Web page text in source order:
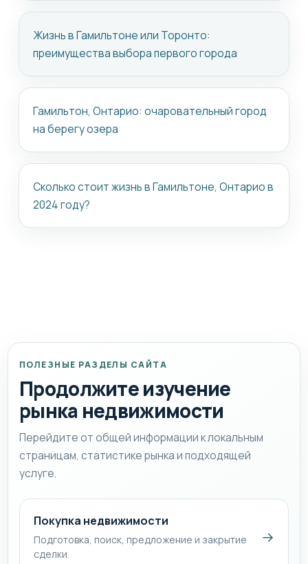
Жизнь в Гамильтоне или Торонто:
преимущества выбора первого города
Гамильтон, Онтарио: очаровательный город
на берегу озера
Сколько стоит жизнь в Гамильтоне, Онтарио в
2024 году?
ПОЛЕЗНЫЕ РАЗДЕЛЫ САЙТА
Продолжите изучение
рынка недвижимости
Перейдите от общей информации к локальным
страницам, статистике рынка и подходящей
услуге.
Покупка недвижимости
Подготовка, поиск, предложение и закрытие
сделки.
→